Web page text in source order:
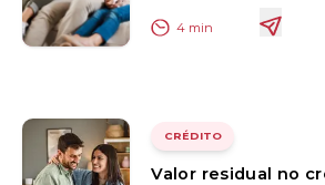
4 min
CRÉDITO
Valor residual no